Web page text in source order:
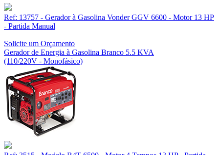
Ref: 13757 - Gerador à Gasolina Vonder GGV 6600 - Motor 13 HP
- Partida Manual
Solicite um Orçamento
Gerador de Energia à Gasolina Branco 5.5 KVA
(110/220V - Monofásico)